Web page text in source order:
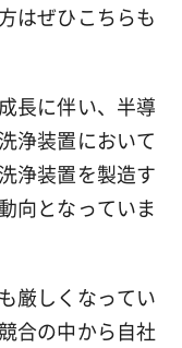
はぜひこちらも
長に伴い、半導
浄装置において
浄装置を製造す
向となっていま
厳しくなってい
合の中から自社